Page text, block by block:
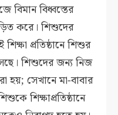
বিমান বিধ্বস্তের
করে। শিশুদের
প্রতিষ্ঠানে শিশুর
শিশুদের জন্য নিজ
হয়; সেখানে মা-বাবার
শিক্ষাপ্রতিষ্ঠানে